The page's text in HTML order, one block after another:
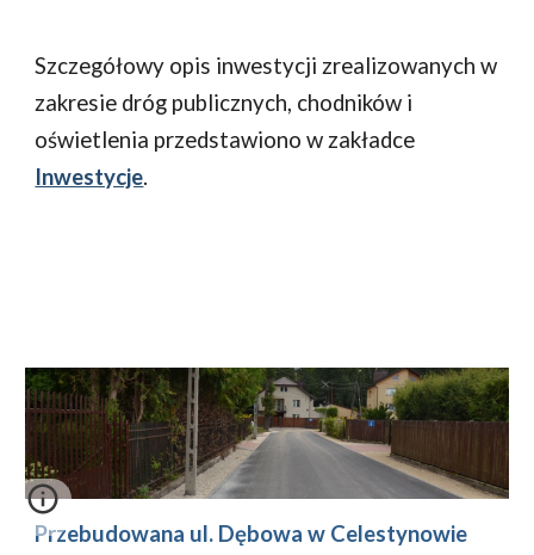
Szczegółowy opis inwestycji zrealizowanych w
zakresie dróg publicznych, chodników i
Inwestycje.
Przebudowana ul. Dębowa w Celestynowie